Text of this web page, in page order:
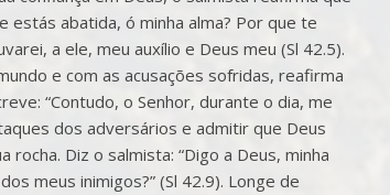
estás abatida, ó minha alma? Por que te
a ele, meu auxílio e Deus meu (Sl 42.5).
e com as acusações sofridas, reafirma
“Contudo, o Senhor, durante o dia, me
dos adversários e admitir que Deus
Diz o salmista: “Digo a Deus, minha
meus inimigos?” (Sl 42.9). Longe de